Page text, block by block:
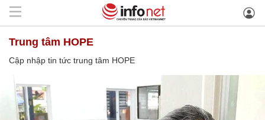
trung tâm HOPE
Cập nhập tin tức trung tâm HOPE